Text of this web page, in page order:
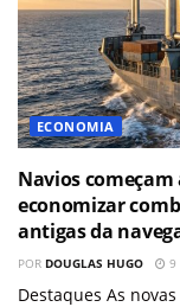
ECONOMIA
Navios
economizar
antigas da
POR DOUGLAS HUGO 9
Destaques As